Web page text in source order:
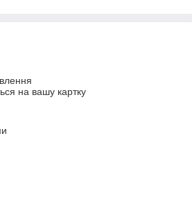
на вашу картку